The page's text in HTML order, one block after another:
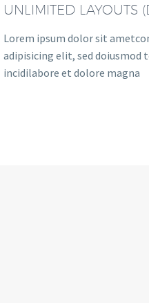
UNLIMITED LAYOUTS
Lorem ipsum dolor sit
adipisicing elit, sed doiusmod
incidilabore et dolore magna